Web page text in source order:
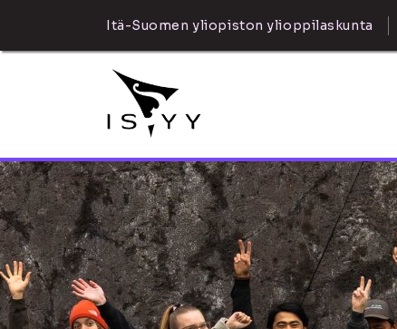
Itä-Suomen yliopiston ylioppilaskunta